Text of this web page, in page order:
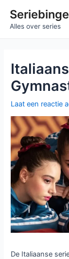
naarSeriebinge
Alles over series
Laat een reactie
De Italiaanse